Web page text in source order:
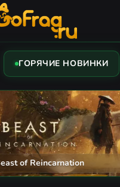
ГОРЯЧИЕ НОВИНКИ
The Mound: Omen of Cthulhu